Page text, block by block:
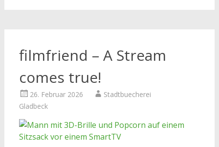
filmfriend – A Stream
comes true!
26. Februar 2026
Stadtbuecherei
Gladbeck